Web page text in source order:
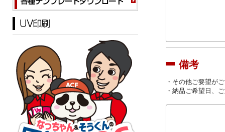
備考
・その他ご要望が
・納品ご希望日、